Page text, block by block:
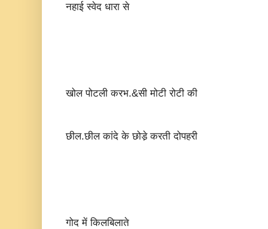
नहाई स्वेद धारा से
खोल पोटली करभ.&सी मोटी रोटी की
छील.छील कांदे के छोडे़ करती दोपहरी
गोद में किलबिलाते